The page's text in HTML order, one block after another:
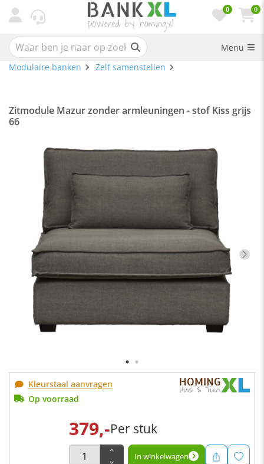
0 0
Menu
Modulaire banken
Zelf samenstellen
Zitmodule Mazur zonder armleuningen - stof Kiss grijs
66
Kleurstaal aanvragen
Op voorraad
379,-Per stuk
In winkelwagen